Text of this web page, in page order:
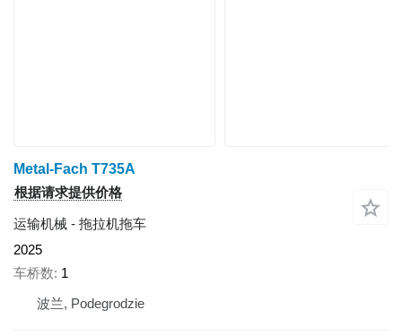
Metal-Fach T735A
根据请求提供价格
运输机械 - 拖拉机拖车
2025
车桥数 1
波兰, Podegrodzie